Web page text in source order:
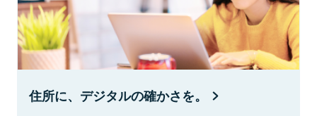
住所に、デジタルの確かさを。